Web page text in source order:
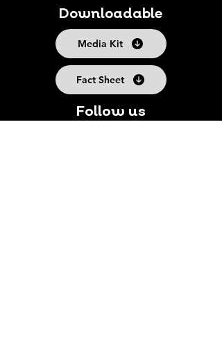
Downloadable
Media Kit
Fact Sheet
Follow us